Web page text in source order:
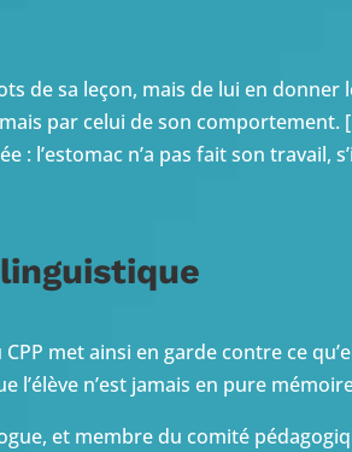
de sa leçon, mais de lui en donner
par celui de son
l’estomac n’a pas fait son travail,
met ainsi en garde contre ce
n’est jamais en pure
et membre du comité